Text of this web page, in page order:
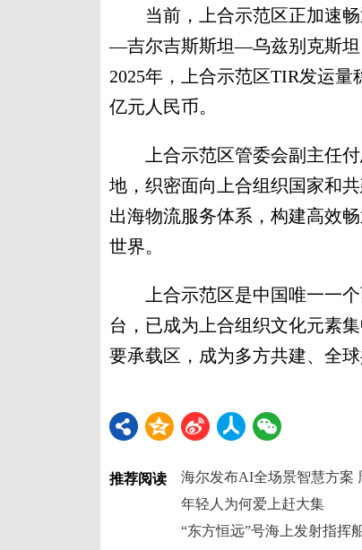
当前，上合示范区正加速畅
—吉尔吉斯斯坦—乌兹别克斯坦
2025年，上合示范区TIR发运
亿元人民币。
上合示范区管委会副主任付
地，织密面向上合组织国家和
出海物流服务体系，构建高效
世界。
上合示范区是中国唯一一个
台，已成为上合组织文化元素
要承载区，成为多方共建、全
推荐阅读
年轻人为何爱上赶大集
“东方恒远”号海上发射指挥